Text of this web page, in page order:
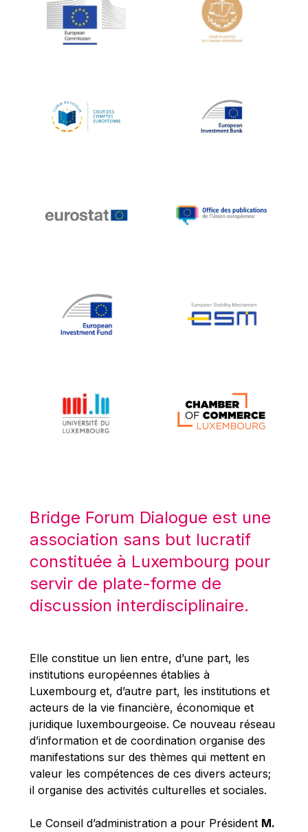
Jean-Louis Schiltz
Jean-Victor Louis
Johnny Åkerholm
Katharien L.C. Hunt
Klaus-Heiner Lehne
Koen LENAERTS
Lars Heikensten
Lucas Papademos
Máire Geoghegan-Quinn
Mario Centeno
Mario Monti
Maroš ŠEFČOVIČ
Martin Bailey
Martine Reicherts
Michael Sohlman
Michel Goedert
Mireille Delmas-Marty
Nobuo Tanaka
Otmar Issing
Paolo Mengozzi
Paschal Donohoe
Pat Cox
Bridge Forum Dialogue est une
association sans but lucratif
constituée à Luxembourg pour
servir de plate-forme de
discussion interdisciplinaire.
Elle constitue un lien entre, d’une part, les
institutions européennes établies à
Luxembourg et, d’autre part, les institutions et
acteurs de la vie financière, économique et
juridique luxembourgeoise. Ce nouveau réseau
d’information et de coordination organise des
manifestations sur des thèmes qui mettent en
valeur les compétences de ces divers acteurs;
il organise des activités culturelles et sociales.
Le Conseil d’administration a pour Président M.